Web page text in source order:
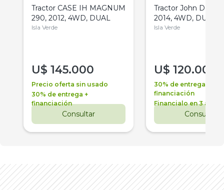
Tractor CASE IH MAGNUM
290, 2012, 4WD, DUAL
Isla Verde
U$ 145.000
Precio oferta sin usado
30% de entrega +
financiación
Consultar
Tractor John Deere
2014, 4WD, DUAL
Isla Verde
U$ 120.000
30% de entrega +
financiación
Financialo en 3 años
Consultar